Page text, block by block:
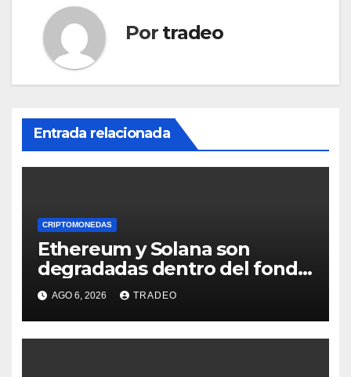
Por tradeo
Entrada relacionada
CRIPTOMONEDAS
Ethereum y Solana son
degradadas dentro del fondo
de Grayscale
AGO 6, 2026 TRADEO